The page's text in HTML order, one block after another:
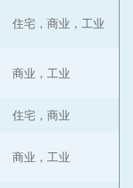
住宅，商业，工业
商业，工业
住宅，商业
商业，工业